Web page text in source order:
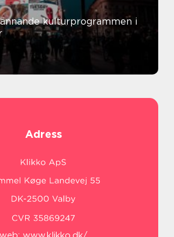
kulturprogrammen i
Adress